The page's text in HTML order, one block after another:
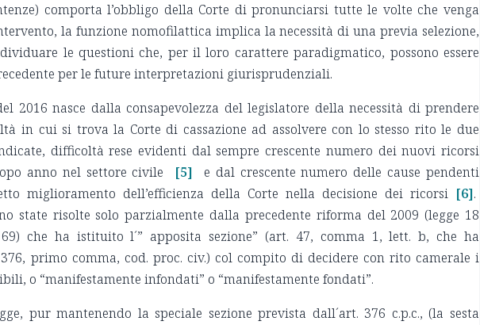
comporta l’obbligo della Corte di pronunciarsi tutte le volte che venga
la funzione nomofilattica implica la necessità di una previa selezione,
le questioni che, per il loro carattere paradigmatico, possono essere
per le future interpretazioni giurisprudenziali.
2016 nasce dalla consapevolezza del legislatore della necessità di prendere
in cui si trova la Corte di cassazione ad assolvere con lo stesso rito le due
difficoltà rese evidenti dal sempre crescente numero dei nuovi ricorsi
anno nel settore civile
[5] e dal crescente numero delle cause pendenti
miglioramento dell’efficienza della Corte nella decisione dei ricorsi [6].
state risolte solo parzialmente dalla precedente riforma del 2009 (legge 18
che ha istituito l´” apposita sezione” (art. 47, comma 1, lett. b, che ha
primo comma, cod. proc. civ.) col compito di decidere con rito camerale i
o “manifestamente infondati” o “manifestamente fondati”.
pur mantenendo la speciale sezione prevista dall´art. 376 c.p.c., (la sesta